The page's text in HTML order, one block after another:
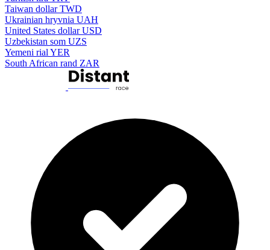
Taiwan dollar TWD
Ukrainian hryvnia UAH
United States dollar USD
Uzbekistan som UZS
Yemeni rial YER
South African rand ZAR